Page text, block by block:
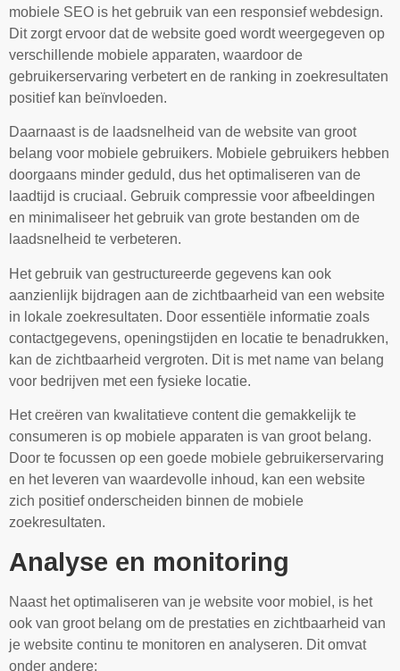
mobiele SEO is het gebruik van een responsief webdesign.
Dit zorgt ervoor dat de website goed wordt weergegeven op
verschillende mobiele apparaten, waardoor de
gebruikerservaring verbetert en de ranking in zoekresultaten
positief kan beïnvloeden.
Daarnaast is de laadsnelheid van de website van groot
belang voor mobiele gebruikers. Mobiele gebruikers hebben
doorgaans minder geduld, dus het optimaliseren van de
laadtijd is cruciaal. Gebruik compressie voor afbeeldingen
en minimaliseer het gebruik van grote bestanden om de
laadsnelheid te verbeteren.
Het gebruik van gestructureerde gegevens kan ook
aanzienlijk bijdragen aan de zichtbaarheid van een website
in lokale zoekresultaten. Door essentiële informatie zoals
contactgegevens, openingstijden en locatie te benadrukken,
kan de zichtbaarheid vergroten. Dit is met name van belang
voor bedrijven met een fysieke locatie.
Het creëren van kwalitatieve content die gemakkelijk te
consumeren is op mobiele apparaten is van groot belang.
Door te focussen op een goede mobiele gebruikerservaring
en het leveren van waardevolle inhoud, kan een website
zich positief onderscheiden binnen de mobiele
zoekresultaten.
Analyse en monitoring
Naast het optimaliseren van je website voor mobiel, is het
ook van groot belang om de prestaties en zichtbaarheid van
je website continu te monitoren en analyseren. Dit omvat
onder andere: